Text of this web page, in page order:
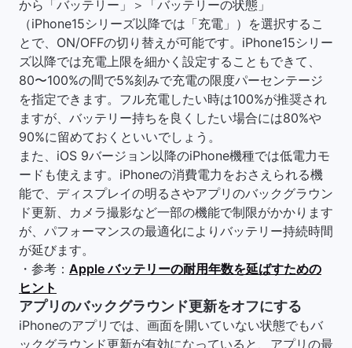
から「バッテリー」＞「バッテリーの状態」
（iPhone15シリーズ以降では「充電」）を選択するこ
とで、ON/OFFの切り替えが可能です。iPhone15シリー
ズ以降では充電上限を細かく設定することもできて、
80〜100%の間で5%刻みで充電の限度パーセンテージ
を指定できます。フル充電したい時は100%が推奨され
ますが、バッテリー持ちを良くしたい場合には80%や
90%に留めておくといいでしょう。
また、iOS 9バージョン以降のiPhone機種では低電力モ
ードも使えます。iPhoneの消費電力をおさえられる機
能で、ディスプレイの明るさやアプリのバックグラウン
ド更新、カメラ撮影など一部の機能で制限がかかります
が、パフォーマンスの最適化によりバッテリー持続時間
が延びます。
・参考： Apple バッテリーの耐用年数を延ばすための
ヒント
アプリのバックグラウンド更新をオフにする
iPhoneのアプリでは、画面を開いていない状態でもバ
ックグラウンド更新が有効になっていると、アプリの最